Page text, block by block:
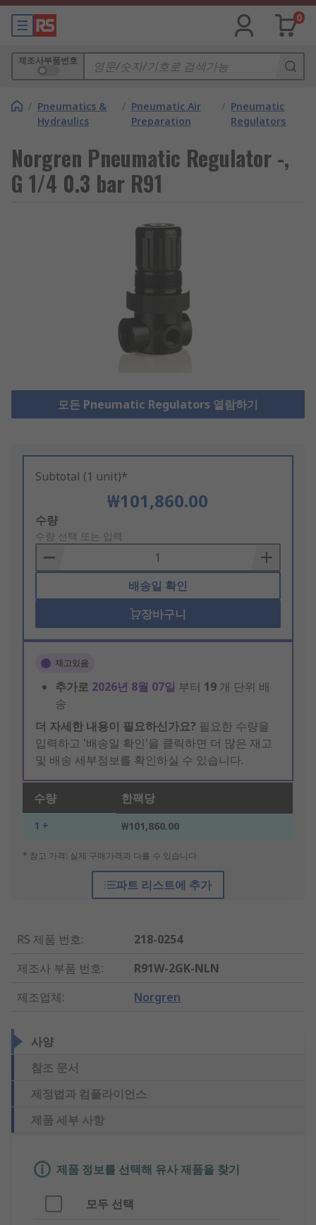
0
제조사부품번호
/ Pneumatics &
Hydraulics
/ Pneumatic Air
Preparation
/ Pneumatic
Regulators
Norgren Pneumatic Regulator -,
G 1/4 0.3 bar R91
모든 Pneumatic Regulators 열람하기
Subtotal (1 unit)*
₩101,860.00
Add
to
Basket
수량
수량 선택 또는 입력
배송일 확인
장바구니
재고있음
추가로 2026년 8월 07일 부터 19 개 단위 배
송
더 자세한 내용이 필요하신가요? 필요한 수량을
입력하고 '배송일 확인'을 클릭하면 더 많은 재고
및 배송 세부정보를 확인하실 수 있습니다.
수량 한팩당
1 + ₩101,860.00
* 참고 가격: 실제 구매가격과 다를 수 있습니다
파트 리스트에 추가
RS 제품 번호:
218-0254
제조사 부품 번호:
R91W-2GK-NLN
제조업체: Norgren
사양
참조 문서
제정법과 컴플라이언스
제품 세부 사항
제품 정보를 선택해 유사 제품을 찾기
모두 선택